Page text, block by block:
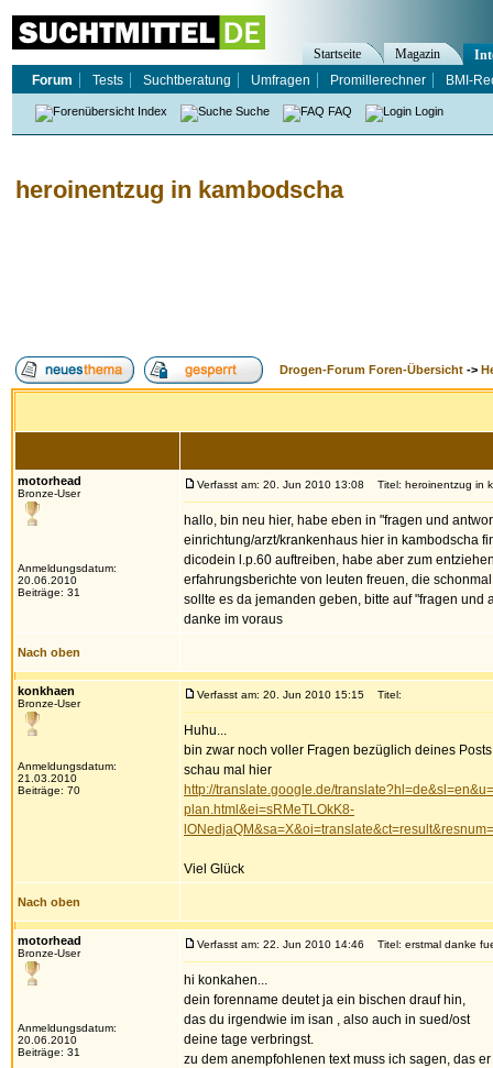
heroinentzug in kambodscha
Drogen-Forum Foren-Übersicht ->
motorhead
Bronze-User
Anmeldungsdatum:
20.06.2010
Beiträge: 31
Verfasst am: 20. Jun 2010 13:08 Titel: heroinentzug in
hallo, bin neu hier, habe eben in "fragen und
einrichtung/arzt/krankenhaus hier in kambodscha
dicodein l.p.60 auftreiben, habe aber zum
erfahrungsberichte von leuten freuen, die
sollte es da jemanden geben, bitte auf "fragen
danke im voraus
Nach oben
konkhaen
Bronze-User
Anmeldungsdatum:
21.03.2010
Beiträge: 70
Verfasst am: 20. Jun 2010 15:15 Titel:
Huhu...
bin zwar noch voller Fragen bezüglich deines
schau mal hier
http://translate.google.de/
plan.html&ei=sRMeTLOkK8-
Viel Glück
Nach oben
motorhead
Bronze-User
Anmeldungsdatum:
20.06.2010
Beiträge: 31
Verfasst am: 22. Jun 2010 14:46 Titel: erstmal danke
hi konkahen...
dein forenname deutet ja ein bischen drauf hin,
das du irgendwie im isan , also auch in sued/ost
deine tage verbringst.
zu dem anempfohlenen text muss ich sagen, das
Startseite Magazin
Forum
Tests Suchtberatung Umfragen Promillerechner BMI-
Index Suche FAQ Login